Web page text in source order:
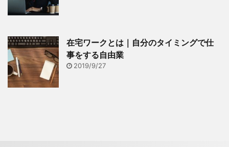
在宅ワークとは｜自分のタイミングで仕
事をする自由業
2019/9/27